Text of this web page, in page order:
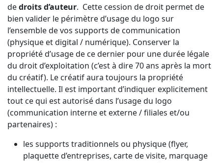
dedroits d’auteur. Cette cession de droit permet de
bien valider le périmètre d’usage du logo sur
l’ensemble de vos supports de communication
(physique et digital / numérique). Conserver la
propriété d’usage de ce dernier pour une durée légale
du droit d’exploitation (c’est à dire 70 ans après la mort
du créatif). Le créatif aura toujours la propriété
intellectuelle. Il est important d’indiquer explicitement
tout ce qui est autorisé dans l’usage du logo
(communication interne et externe / filiales et/ou
partenaires) :
les supports traditionnels ou physique (flyer,
plaquette d’entreprises, carte de visite, marquage